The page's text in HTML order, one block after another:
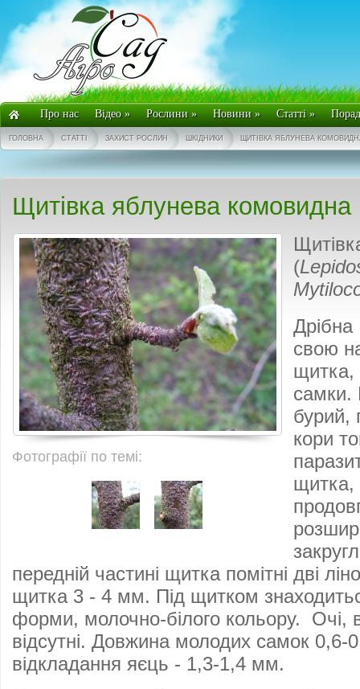
Про нас Відео» Рослини» Новини» Статті»
ЩИТІВКА ЯБЛУНЕВА
ШКІДНИКИ
ЗАХИСТ РОСЛИН
СТАТТІ
ГОЛОВНА
Щитівка яблунева комовидна
Фотографії по темі:
(
свою
щитка,
самки.
бурий,
кори
щитка,
передній частині щитка помітні дві
щитка 3 - 4 мм. Під щитком
форми, молочно-білого кольору. Очі,
відсутні. Довжина молодих самок 0,6-
відкладання яєць - 1,3-1,4 мм.